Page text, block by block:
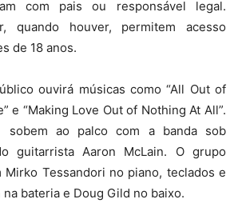
com pais ou responsável legal.
quando houver, permitem acesso
de 18 anos.
ouvirá músicas como “All Out of
e “Making Love Out of Nothing At All”.
sobem ao palco com a banda sob
guitarrista Aaron McLain. O grupo
Mirko Tessandori no piano, teclados e
na bateria e Doug Gild no baixo.